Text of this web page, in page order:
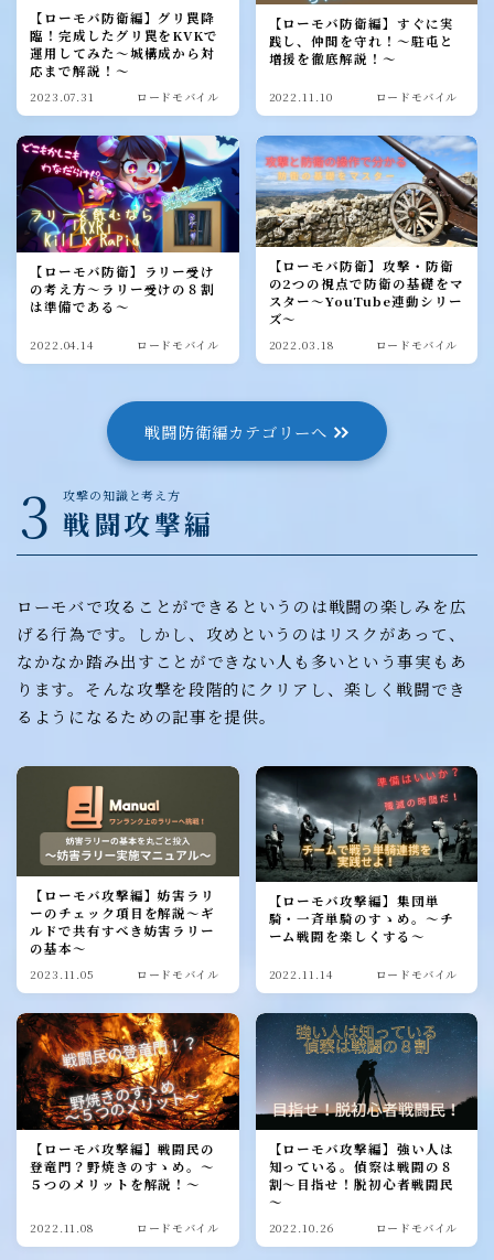
【ローモバ防衛編】グリ罠降
臨！完成したグリ罠をKVKで
運用してみた～城構成から対
応まで解説！～
2023.07.31 ロードモバイル
【ローモバ防衛編】すぐに実
践し、仲間を守れ！～駐屯と
増援を徹底解説！～
2022.11.10 ロードモバイル
【ローモバ防衛】ラリー受け
の考え方～ラリー受けの８割
は準備である～
2022.04.14 ロードモバイル
【ローモバ防衛】攻撃・防衛
の2つの視点で防衛の基礎をマ
スター～YouTube連動シリー
ズ～
2022.03.18 ロードモバイル
戦闘防衛編カテゴリーへ
3 攻撃の知識と考え方
戦闘攻撃編
ローモバで攻ることができるというのは戦闘の楽しみを広
げる行為です。しかし、攻めというのはリスクがあって、
なかなか踏み出すことができない人も多いという事実もあ
ります。そんな攻撃を段階的にクリアし、楽しく戦闘でき
るようになるための記事を提供。
【ローモバ攻撃編】妨害ラリ
ーのチェック項目を解説～ギ
ルドで共有すべき妨害ラリー
の基本～
2023.11.05 ロードモバイル
【ローモバ攻撃編】集団単
騎・一斉単騎のすゝめ。～チ
ーム戦闘を楽しくする～
2022.11.14 ロードモバイル
【ローモバ攻撃編】戦闘民の
登竜門？野焼きのすゝめ。～
５つのメリットを解説！～
2022.11.08 ロードモバイル
【ローモバ攻撃編】強い人は
知っている。偵察は戦闘の８
割～目指せ！脱初心者戦闘民
～
2022.10.26 ロードモバイル